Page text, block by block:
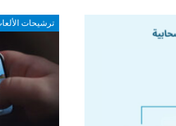
ترشيحات